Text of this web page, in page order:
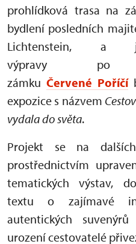
prohlídková trasa na
bydlení posledních
Lichtenstein, a
výpravy po
zámku Červené Poříčí
expozice s názvem
vydala do světa.
Projekt se na
prostřednictvím
tematických výstav,
textu o zajímavé
autentických
urození cestovatelé